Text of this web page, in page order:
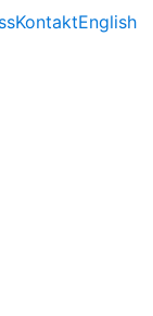
KontaktEnglish